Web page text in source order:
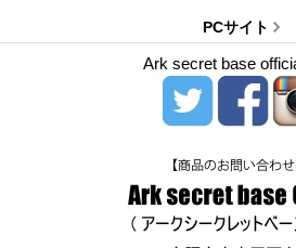
PCサイト
Ark secret base